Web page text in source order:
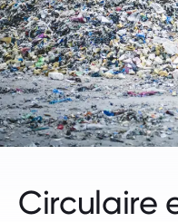
Circulaire